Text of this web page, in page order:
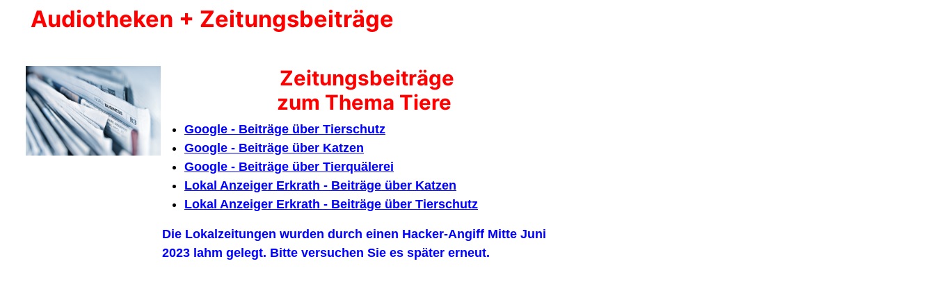
Audiotheken + Zeitungsbeiträge
Zeitungsbeiträge
zum Thema Tiere
Google - Beiträge über Tierschutz
Google - Beiträge über Katzen
Google - Beiträge über Tierquälerei
Lokal Anzeiger Erkrath - Beiträge über Katzen
Lokal Anzeiger Erkrath - Beiträge über Tierschutz
Die Lokalzeitungen wurden durch einen Hacker-Angiff Mitte Juni
2023 lahm gelegt. Bitte versuchen Sie es später erneut.